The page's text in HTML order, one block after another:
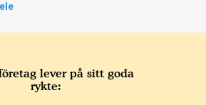
lever på sitt goda
rykte: